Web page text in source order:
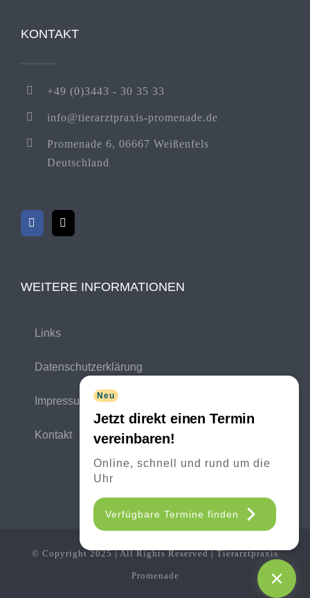
Neu
Jetzt direkt einen Termin
vereinbaren!
Online, schnell und rund um die
Uhr
Verfügbare Termine finden
KONTAKT
+49 (0)3443 - 30 35 33
info@tierarztpraxis-promenade.de
Promenade 6, 06667 Weißenfels
Deutschland
WEITERE INFORMATIONEN
Links
Datenschutzerklärung
Impressum
Kontakt
© Copyright 2025 | All Rights Reserved | Tierarztpraxis
Promenade